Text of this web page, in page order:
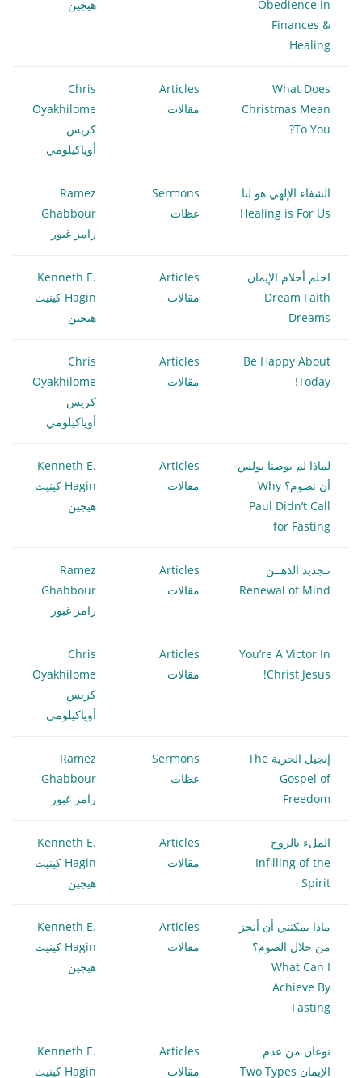
Obedience in
Finances &
Healing
هيجين
What Does
Christmas Mean
To You?
Articles
مقالات
Chris
Oyakhilome
كريس
أوياكيلومي
الشفاء الإلهي هو لنا
Healing is For Us
Sermons
عظات
Ramez
Ghabbour
رامز غبور
احلم أحلام الإيمان
Dream Faith
Dreams
Articles
مقالات
Kenneth E.
Hagin كينيث
هيجين
Be Happy About
Today!
Articles
مقالات
Chris
Oyakhilome
كريس
أوياكيلومي
لماذا لم يوصنا بولس
أن نصوم؟ Why
Paul Didn’t Call
for Fasting
Articles
مقالات
Kenneth E.
Hagin كينيث
هيجين
تـجديد الذهــن
Renewal of Mind
Articles
مقالات
Ramez
Ghabbour
رامز غبور
You’re A Victor In
Christ Jesus!
Articles
مقالات
Chris
Oyakhilome
كريس
أوياكيلومي
إنجيل الحرية The
Gospel of
Freedom
Sermons
عظات
Ramez
Ghabbour
رامز غبور
الملء بالروح
Infilling of the
Spirit
Articles
مقالات
Kenneth E.
Hagin كينيث
هيجين
ماذا يمكنني أن أنجز
من خلال الصوم؟
What Can I
Achieve By
Fasting
Articles
مقالات
Kenneth E.
Hagin كينيث
هيجين
نوعان من عدم
الإيمان Two Types
Articles
مقالات
Kenneth E.
Hagin كينيث